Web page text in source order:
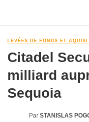
LEVÉES DE FONDS ET
Citadel
milliard
Sequoia
Par STANISLAS